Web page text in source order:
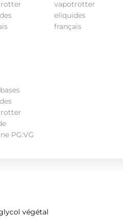
végétal